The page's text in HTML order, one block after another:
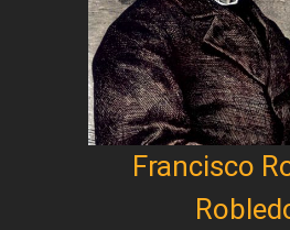
Francisco